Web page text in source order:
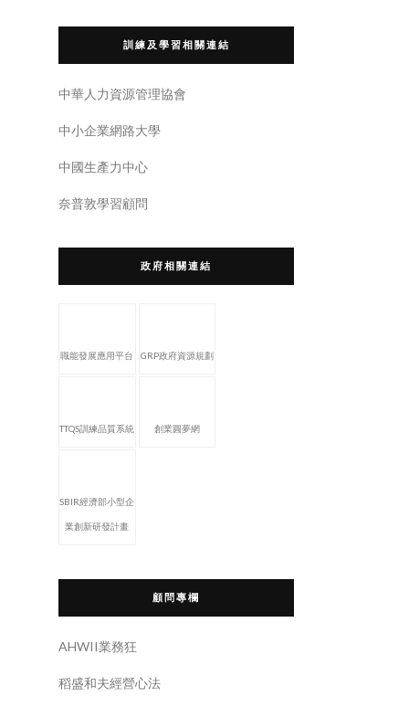
訓練及學習相關連結
中華人力資源管理協會
中小企業網路大學
中國生產力中心
奈普敦學習顧問
政府相關連結
職能發展應用平台 GRP政府資源規劃
TTQS訓練品質系統 創業圓夢網
SBIR經濟部小型企
業創新研發計畫
顧問專欄
AHWII業務狂
稻盛和夫經營心法